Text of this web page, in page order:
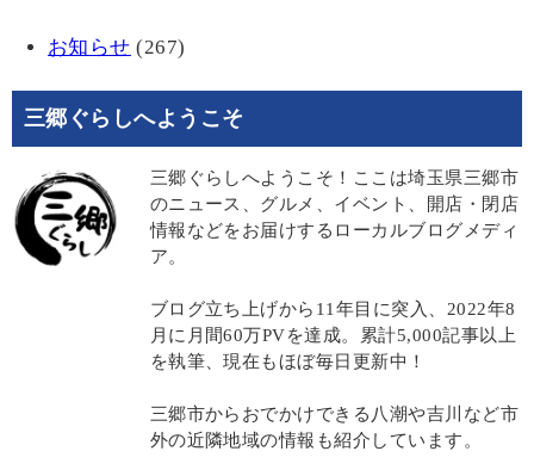
お知らせ (267)
三郷ぐらしへようこそ
三郷ぐらしへようこそ！ここは埼玉県三郷市
のニュース、グルメ、イベント、開店・閉店
情報などをお届けするローカルブログメディ
ア。
ブログ立ち上げから11年目に突入、2022年8
月に月間60万PVを達成。累計5,000記事以上
を執筆、現在もほぼ毎日更新中！
三郷市からおでかけできる八潮や吉川など市
外の近隣地域の情報も紹介しています。